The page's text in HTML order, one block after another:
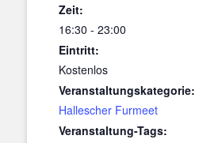
Zeit:
16:30 - 23:00
Eintritt:
Kostenlos
Veranstaltungskategorie:
Hallescher Furmeet
Veranstaltung-Tags: